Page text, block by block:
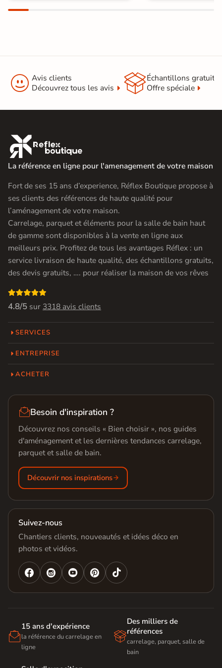
 Avis clients
Découvrez tous les avis
Échantillons gratuit
Offre spéciale

La référence en ligne pour l'amenagement de votre maison
Fort de ses 15 ans d’experience, Réflex Boutique propose à
ses clients des références de haute qualité pour
l’aménagement de votre maison.
Carrelage, parquet et éléments pour la salle de bain haut
de gamme sont disponibles à la vente en ligne aux
meilleurs prix. Profitez de tous les avantages Réflex : un
service livraison de haute qualité, des échantillons gratuits,
des devis gratuits, …. pour réaliser la maison de vos rêves

4.8/5 sur 3318 avis clients
SERVICES
ENTREPRISE
ACHETER
Besoin d'inspiration ?
Découvrez nos conseils « Bien choisir », nos guides
d'aménagement et les dernières tendances carrelage,
parquet et salle de bain.
Découvrir nos inspirations
Suivez-nous
Chantiers clients, nouveautés et idées déco en
photos et vidéos.
   

15 ans d'expérience
la référence du carrelage en
ligne

Des milliers de
références
carrelage, parquet, salle de
bain